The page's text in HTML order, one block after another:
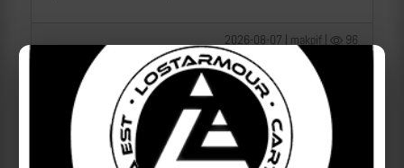
2026-08-07 | makpif | 96